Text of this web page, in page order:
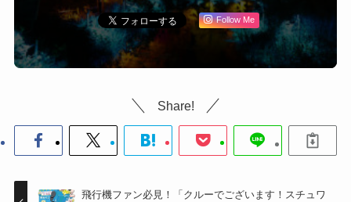
Follow Me
Share!
飛行機ファン必見！「クルーでございます！スチュワ